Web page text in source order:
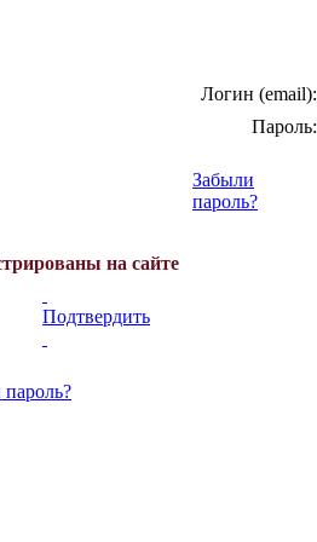
Логин (email):
Пароль:
Забыли
пароль?
на сайте
Подтвердить